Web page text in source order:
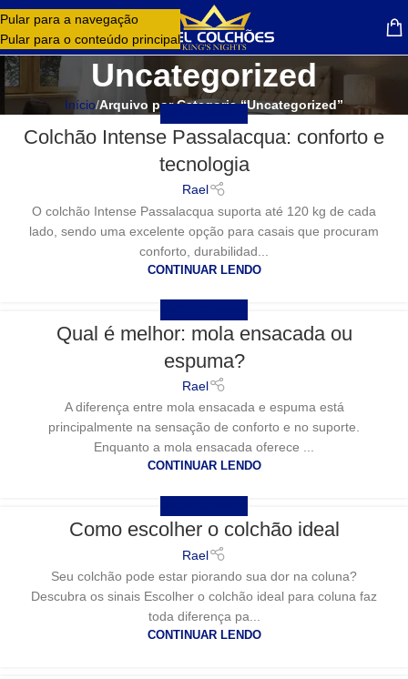
Pular para a navegação
Pular para o conteúdo principal
MENU
Uncategorized
Início/Arquivo por Categoria “Uncategorized”
Colchão Intense Passalacqua: conforto e
tecnologia
Rael
O colchão Intense Passalacqua suporta até 120 kg de cada
lado, sendo uma excelente opção para casais que procuram
conforto, durabilidad...
CONTINUAR LENDO
Qual é melhor: mola ensacada ou
espuma?
Rael
A diferença entre mola ensacada e espuma está
principalmente na sensação de conforto e no suporte.
Enquanto a mola ensacada oferece ...
CONTINUAR LENDO
Como escolher o colchão ideal
Rael
Seu colchão pode estar piorando sua dor na coluna?
Descubra os sinais Escolher o colchão ideal para coluna faz
toda diferença pa...
CONTINUAR LENDO